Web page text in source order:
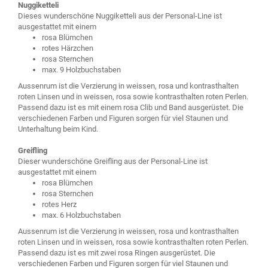
Nuggiketteli
Dieses wunderschöne Nuggiketteli aus der Personal-Line ist
ausgestattet mit einem
rosa Blümchen
rotes Härzchen
rosa Sternchen
max. 9 Holzbuchstaben
Aussenrum ist die Verzierung in weissen, rosa und kontrasthalten
roten Linsen und in weissen, rosa sowie kontrasthalten roten Perlen.
Passend dazu ist es mit einem rosa Clib und Band ausgerüstet. Die
verschiedenen Farben und Figuren sorgen für viel Staunen und
Unterhaltung beim Kind.
Greifling
Dieser wunderschöne Greifling aus der Personal-Line ist
ausgestattet mit einem
rosa Blümchen
rosa Sternchen
rotes Herz
max. 6 Holzbuchstaben
Aussenrum ist die Verzierung in weissen, rosa und kontrasthalten
roten Linsen und in weissen, rosa sowie kontrasthalten roten Perlen.
Passend dazu ist es mit zwei rosa Ringen ausgerüstet. Die
verschiedenen Farben und Figuren sorgen für viel Staunen und